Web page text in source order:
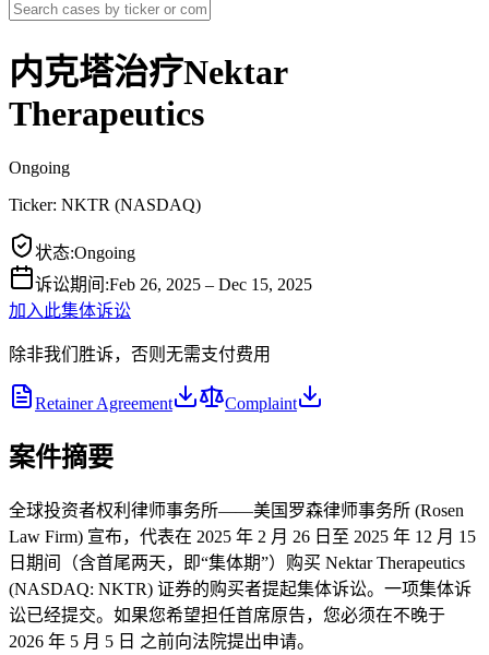
内克塔治疗Nektar
Therapeutics
Ongoing
Ticker: NKTR (NASDAQ)
状态:Ongoing
诉讼期间 :Feb 26, 2025 – Dec 15, 2025
加入此集体诉讼
除非我们胜诉，否则无需支付费用
Retainer Agreement Complaint
案件摘要
全球投资者权利律师事务所——美国罗森律师事务所 (Rosen
Law Firm) 宣布，代表在 2025 年 2 月 26 日至 2025 年 12 月 15
日期间（含首尾两天，即“集体期”）购买 Nektar Therapeutics
(NASDAQ: NKTR) 证券的购买者提起集体诉讼。一项集体诉
讼已经提交。如果您希望担任首席原告，您必须在不晚于
2026 年 5 月 5 日 之前向法院提出申请。